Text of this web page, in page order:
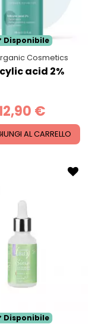
Disponibile
Cosmetics
acid 2%
€
AL CARRELLO
Disponibile